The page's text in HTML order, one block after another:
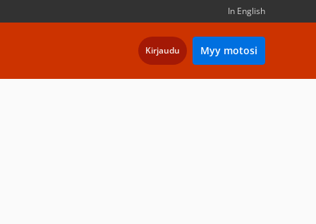
In English
Kirjaudu Myy motosi